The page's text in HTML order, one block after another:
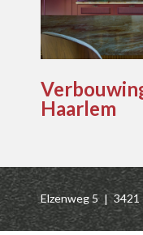
Haarlem
Elzenweg 5 | 3421